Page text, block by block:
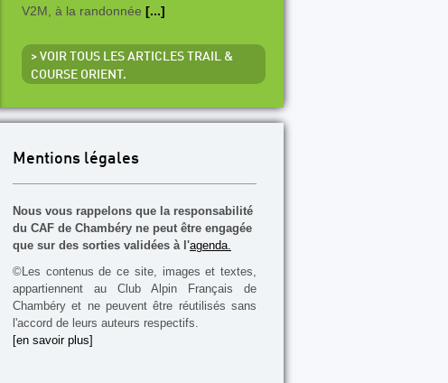
V2M, à la randonnée [...]
> VOIR TOUS LES ARTICLES TRAIL &
COURSE ORIENT.
Mentions légales
Nous vous rappelons que la responsabilité
du CAF de Chambéry ne peut être engagée
que sur des sorties validées à l'agenda.
©Les contenus de ce site, images et textes,
appartiennent au Club Alpin Français de
Chambéry et ne peuvent être réutilisés sans
l'accord de leurs auteurs respectifs.
[en savoir plus]